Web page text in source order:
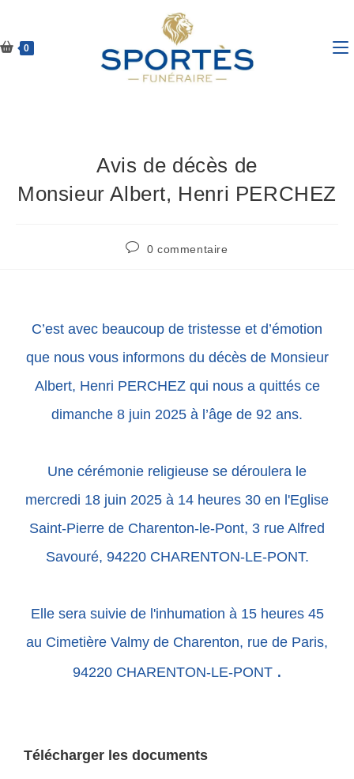
0
Avis de décès de
Monsieur Albert, Henri PERCHEZ
0 commentaire
C’est avec beaucoup de tristesse et d’émotion
que nous vous informons du décès de Monsieur
Albert, Henri PERCHEZ qui nous a quittés ce
dimanche 8 juin 2025 à l’âge de 92 ans.
Une cérémonie religieuse se déroulera le
mercredi 18 juin 2025 à 14 heures 30 en l'Eglise
Saint-Pierre de Charenton-le-Pont, 3 rue Alfred
Savouré, 94220 CHARENTON-LE-PONT.
Elle sera suivie de l'inhumation à 15 heures 45
au Cimetière Valmy de Charenton, rue de Paris,
94220 CHARENTON-LE-PONT .
Télécharger les documents